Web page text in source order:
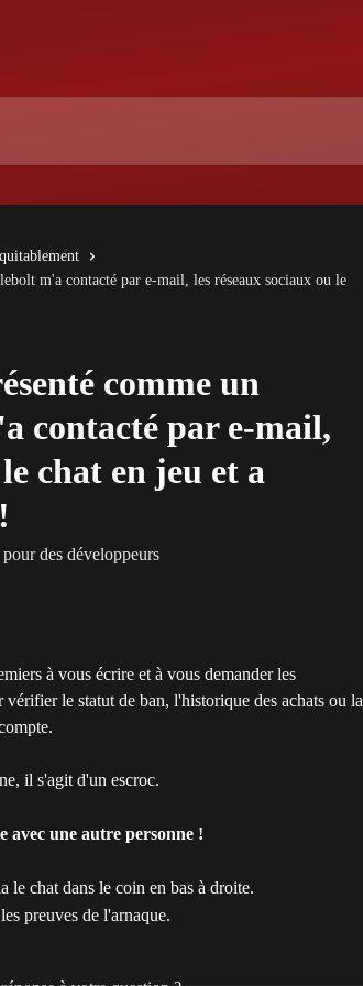
m'a contacté par e-mail, les réseaux sociaux ou le
comme un
contacté par e-mail,
chat en jeu et a
pour des développeurs
à vous écrire et à vous demander les
le statut de ban, l'historique des achats ou la
il s'agit d'un escroc.
avec une autre personne !
le chat dans le coin en bas à droite.
preuves de l'arnaque.